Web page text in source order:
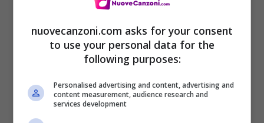
Testo Baby Did a Bad Bad Thing –
Chris Isaak
nuovecanzoni.com asks for your consent
to use your personal data for the
following purposes:
Personalised advertising and content, advertising and
content measurement, audience research and
services development